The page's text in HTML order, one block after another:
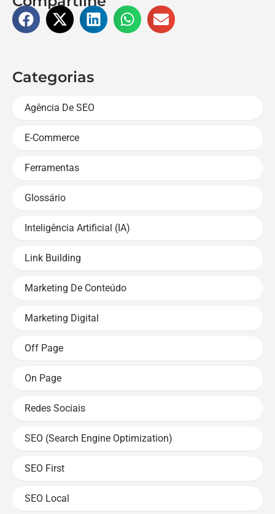
Categorias
Agência De SEO
E-Commerce
Ferramentas
Glossário
Inteligência Artificial (IA)
Link Building
Marketing De Conteúdo
Marketing Digital
Off Page
On Page
Redes Sociais
SEO (Search Engine Optimization)
SEO First
SEO Local